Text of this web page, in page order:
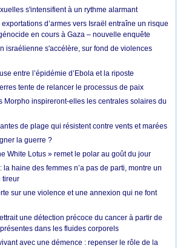
s'intensifient à un rythme alarmant
d’armes vers Israël entraîne un risque
en cours à Gaza – nouvelle enquête
israélienne s'accélère, sur fond de violences
entre l’épidémie d’Ebola et la riposte
tente de relancer le processus de paix
Morpho inspireront-elles les centrales solaires du
de plage qui résistent contre vents et marées
la guerre ?
White Lotus » remet le polar au goût du jour
haine des femmes n’a pas de parti, montre un
tireur
sur une violence et une annexion qui ne font
une détection précoce du cancer à partir de
dans les fluides corporels
avec une démence : repenser le rôle de la